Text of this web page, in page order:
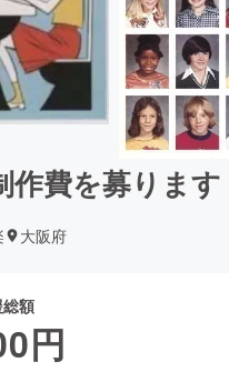
作費を募ります
大阪府
額
円